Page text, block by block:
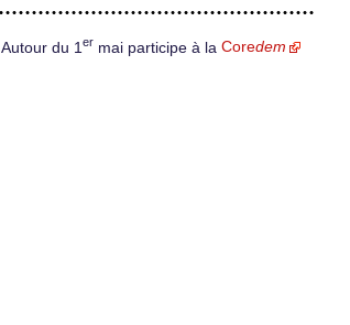
Autour du 1 er mai participe à la Coredem